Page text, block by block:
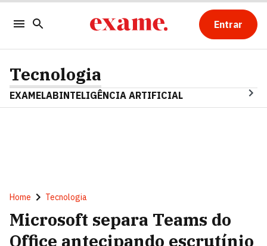
Entrar
Tecnologia
EXAMELABINTELIGÊNCIA ARTIFICIAL
Home Tecnologia
Microsoft separa Teams do
Office antecipando escrutínio